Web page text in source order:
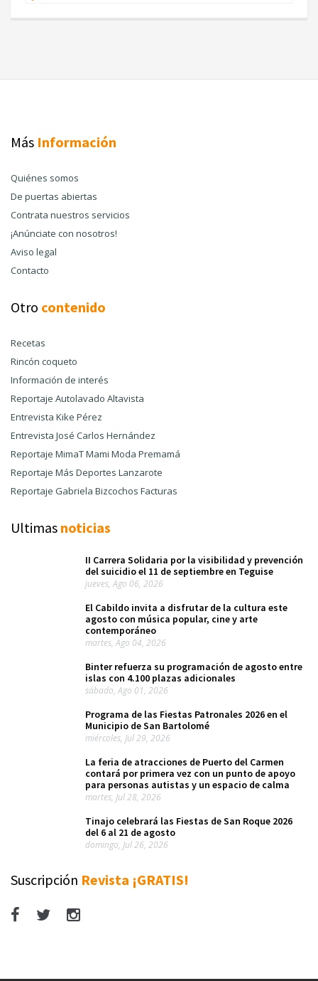
Más Información
Quiénes somos
De puertas abiertas
Contrata nuestros servicios
¡Anúnciate con nosotros!
Aviso legal
Contacto
Otro contenido
Recetas
Rincón coqueto
Información de interés
Reportaje Autolavado Altavista
Entrevista Kike Pérez
Entrevista José Carlos Hernández
Reportaje MimaT Mami Moda Premamá
Reportaje Más Deportes Lanzarote
Reportaje Gabriela Bizcochos Facturas
Ultimas noticias
II Carrera Solidaria por la visibilidad y prevención
del suicidio el 11 de septiembre en Teguise
jueves, Ago 06, 2026
El Cabildo invita a disfrutar de la cultura este
agosto con música popular, cine y arte
contemporáneo
martes, Ago 04, 2026
Binter refuerza su programación de agosto entre
islas con 4.100 plazas adicionales
sábado, Ago 01, 2026
Programa de las Fiestas Patronales 2026 en el
Municipio de San Bartolomé
miércoles, Jul 29, 2026
La feria de atracciones de Puerto del Carmen
contará por primera vez con un punto de apoyo
para personas autistas y un espacio de calma
martes, Jul 28, 2026
Tinajo celebrará las Fiestas de San Roque 2026
del 6 al 21 de agosto
domingo, Jul 26, 2026
Suscripción Revista ¡GRATIS!